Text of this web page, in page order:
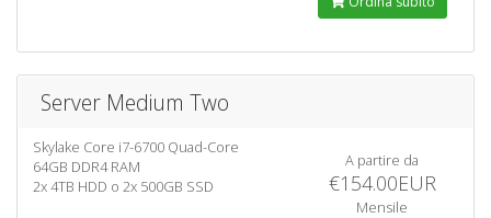
Server Medium Two
Skylake Core i7-6700 Quad-Core
64GB DDR4 RAM
2x 4TB HDD o 2x 500GB SSD
A partire da
€154.00EUR
Mensile